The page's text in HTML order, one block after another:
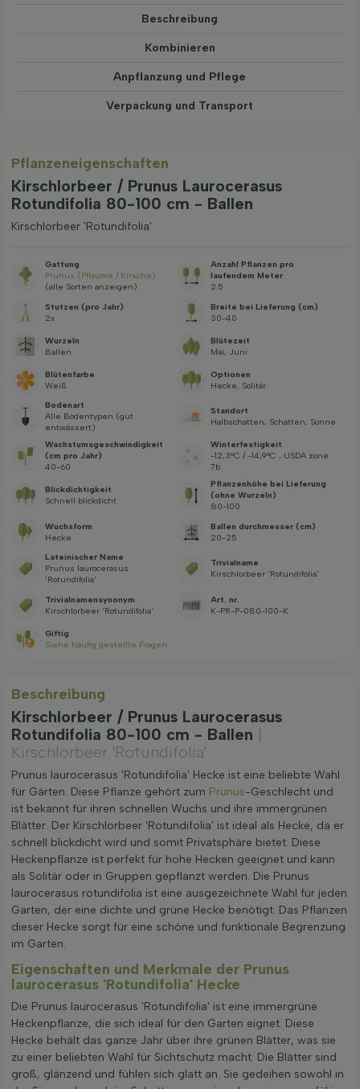
Beschreibung
Kombinieren
Anpflanzung und Pflege
Verpackung und Transport
Pflanzeneigenschaften
Kirschlorbeer / Prunus Laurocerasus
Rotundifolia 80-100 cm - Ballen
Kirschlorbeer 'Rotundifolia'
Gattung
Prunus (Pflaume / Kirsche)
(alle Sorten anzeigen)
Anzahl Pflanzen pro
laufendem Meter
2.5
Stutzen (pro Jahr)
2x
Breite bei Lieferung (cm)
30-40
Wurzeln
Ballen
Blütezeit
Mai, Juni
Blütenfarbe
Weiß
Optionen
Hecke, Solitär
Bodenart
Alle Bodentypen (gut
entwässert)
Standort
Halbschatten, Schatten, Sonne
Wachstums­geschwindig­keit
(cm pro Jahr)
40-60
Winterfestigkeit
-12,3°C / -14,9°C , USDA zone
7b
Blickdichtigkeit
Schnell blickdicht
Pflanzenhöhe bei Lieferung
(ohne Wurzeln)
80-100
Wuchsform
Hecke
Ballen durchmesser (cm)
20-25
Lateinischer Name
Prunus laurocerasus
'Rotundifolia'
Trivialname
Kirschlorbeer 'Rotundifolia'
Trivialnamensynonym
Kirschlorbeer 'Rotundifolia'
Art. nr.
K-PR-P-080-100-K
Giftig
Siehe häufig gestellte Fragen
Beschreibung
Kirschlorbeer / Prunus Laurocerasus
Rotundifolia 80-100 cm - Ballen
Kirschlorbeer 'Rotundifolia'
Prunus laurocerasus 'Rotundifolia' Hecke ist eine beliebte Wahl
für Gärten. Diese Pflanze gehört zum Prunus-Geschlecht und
ist bekannt für ihren schnellen Wuchs und ihre immergrünen
Blätter. Der Kirschlorbeer 'Rotundifolia' ist ideal als Hecke, da er
schnell blickdicht wird und somit Privatsphäre bietet. Diese
Heckenpflanze ist perfekt für hohe Hecken geeignet und kann
als Solitär oder in Gruppen gepflanzt werden. Die Prunus
laurocerasus rotundifolia ist eine ausgezeichnete Wahl für jeden
Garten, der eine dichte und grüne Hecke benötigt. Das Pflanzen
dieser Hecke sorgt für eine schöne und funktionale Begrenzung
im Garten.
Eigenschaften und Merkmale der Prunus
laurocerasus 'Rotundifolia' Hecke
Die Prunus laurocerasus 'Rotundifolia' ist eine immergrüne
Heckenpflanze, die sich ideal für den Garten eignet. Diese
Hecke behält das ganze Jahr über ihre grünen Blätter, was sie
zu einer beliebten Wahl für Sichtschutz macht. Die Blätter sind
groß, glänzend und fühlen sich glatt an. Sie gedeihen sowohl in